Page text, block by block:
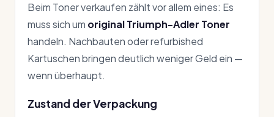
Beim Toner verkaufen zählt vor allem eines: Es
muss sich um original Triumph-Adler Toner
handeln. Nachbauten oder refurbished
Kartuschen bringen deutlich weniger Geld ein —
wenn überhaupt.
Zustand der Verpackung